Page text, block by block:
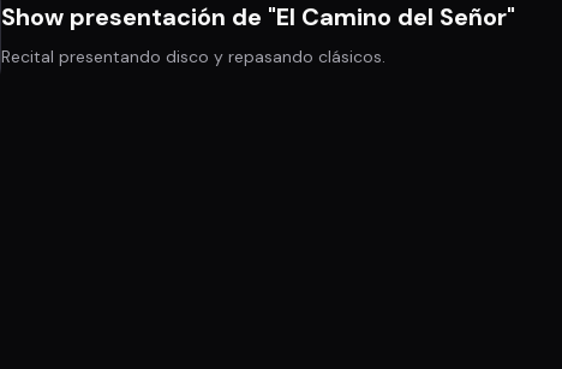
Show presentación de "El Camino del Señor"
Recital presentando disco y repasando clásicos.